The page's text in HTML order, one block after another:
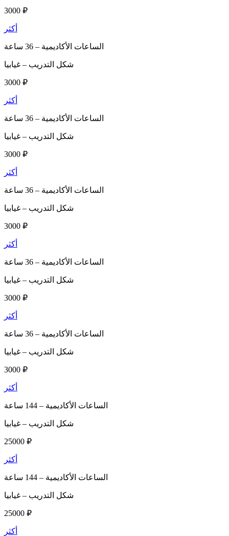
3000 ₽
أكثر
الساعات الأكاديمية –
شكل التدريب – غيابيا
3000 ₽
أكثر
الساعات الأكاديمية –
شكل التدريب – غيابيا
3000 ₽
أكثر
الساعات الأكاديمية –
شكل التدريب – غيابيا
3000 ₽
أكثر
الساعات الأكاديمية –
شكل التدريب – غيابيا
3000 ₽
أكثر
الساعات الأكاديمية –
شكل التدريب – غيابيا
3000 ₽
أكثر
الساعات الأكاديمية –
شكل التدريب – غيابيا
25000 ₽
أكثر
الساعات الأكاديمية –
شكل التدريب – غيابيا
25000 ₽
أكثر